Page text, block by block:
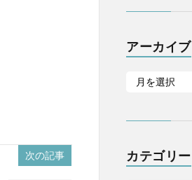
次の記事
アーカイブ
カテゴリー